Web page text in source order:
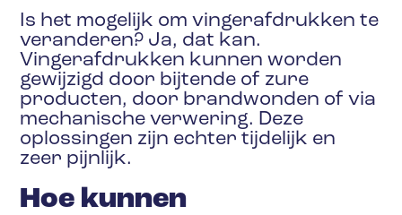
Is het mogelijk om vingerafdrukken te
veranderen? Ja, dat kan.
Vingerafdrukken kunnen worden
gewijzigd door bijtende of zure
producten, door brandwonden of via
mechanische verwering. Deze
oplossingen zijn echter tijdelijk en
zeer pijnlijk.
Hoe kunnen